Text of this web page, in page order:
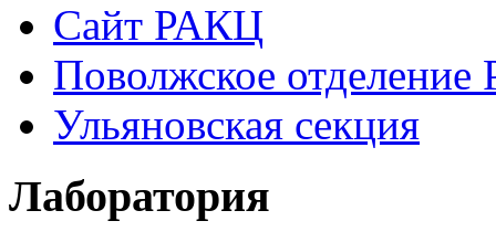
Сайт РАКЦ
Поволжское
Ульяновская секция
Лаборатория